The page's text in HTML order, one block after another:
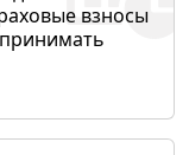
взносы